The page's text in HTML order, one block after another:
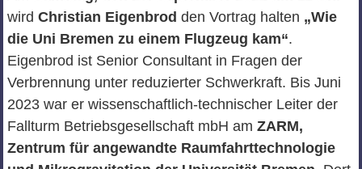
wird Christian Eigenbrod den Vortrag halten „Wie
die Uni Bremen zu einem Flugzeug kam“.
Eigenbrod ist Senior Consultant in Fragen der
Verbrennung unter reduzierter Schwerkraft. Bis Juni
2023 war er wissenschaftlich-technischer Leiter der
Fallturm Betriebsgesellschaft mbH am ZARM,
Zentrum für angewandte Raumfahrttechnologie